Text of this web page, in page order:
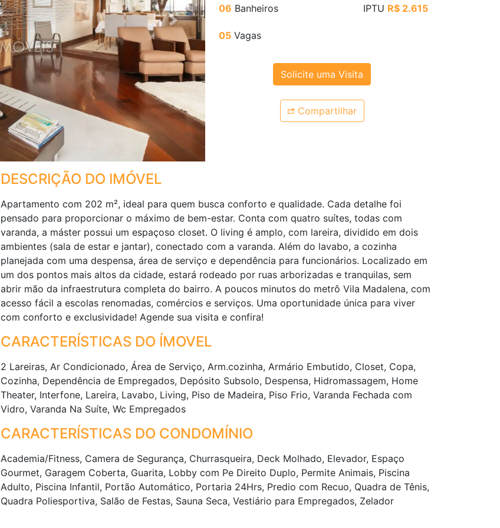
Next
06 Banheiros
05 Vagas
IPTU R$ 2.615
Solicite uma Visita
Compartilhar
DESCRIÇÃO DO IMÓVEL
Apartamento com 202 m², ideal para quem busca conforto e qualidade. Cada detalhe foi
pensado para proporcionar o máximo de bem-estar. Conta com quatro suítes, todas com
varanda, a máster possui um espaçoso closet. O living é amplo, com lareira, dividido em dois
ambientes (sala de estar e jantar), conectado com a varanda. Além do lavabo, a cozinha
planejada com uma despensa, área de serviço e dependência para funcionários. Localizado em
um dos pontos mais altos da cidade, estará rodeado por ruas arborizadas e tranquilas, sem
abrir mão da infraestrutura completa do bairro. A poucos minutos do metrô Vila Madalena, com
acesso fácil a escolas renomadas, comércios e serviços. Uma oportunidade única para viver
com conforto e exclusividade! Agende sua visita e confira!
CARACTERÍSTICAS DO ÍMOVEL
2 Lareiras, Ar Condicionado, Área de Serviço, Arm.cozinha, Armário Embutido, Closet, Copa,
Cozinha, Dependência de Empregados, Depósito Subsolo, Despensa, Hidromassagem, Home
Theater, Interfone, Lareira, Lavabo, Living, Piso de Madeira, Piso Frio, Varanda Fechada com
Vidro, Varanda Na Suíte, Wc Empregados
CARACTERÍSTICAS DO CONDOMÍNIO
Academia/Fitness, Camera de Segurança, Churrasqueira, Deck Molhado, Elevador, Espaço
Gourmet, Garagem Coberta, Guarita, Lobby com Pe Direito Duplo, Permite Animais, Piscina
Adulto, Piscina Infantil, Portão Automático, Portaria 24Hrs, Predio com Recuo, Quadra de Tênis,
Quadra Poliesportiva, Salão de Festas, Sauna Seca, Vestiário para Empregados, Zelador